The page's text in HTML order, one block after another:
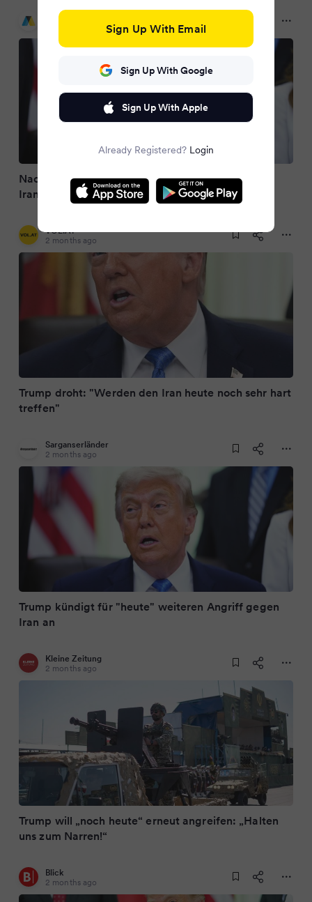
Aachener Zeitung
Nach gegenseitigen Angriffen: Trump droht dem
Iran erneut
VOL.AT
2 months ago
Trump droht: "Werden den Iran heute noch sehr hart
treffen"
Sarganserländer
2 months ago
Trump kündigt für "heute" weiteren Angriff gegen
Iran an
Kleine Zeitung
2 months ago
Trump will „noch heute“ erneut angreifen: „Halten
uns zum Narren!“
Blick
2 months ago
Sign Up With Email
Sign Up With Google
Sign Up With Apple
Already Registered? Login